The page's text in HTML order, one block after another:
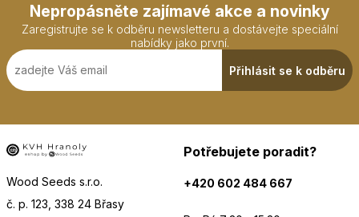
Nepropásněte zajímavé akce a novinky
Zaregistrujte se k odběru newsletteru a dostávejte speciální
nabídky jako první.
Přihlásit se k odběru
Wood Seeds s.r.o.
č. p. 123, 338 24 Břasy
Potřebujete poradit?
+420 602 484 667